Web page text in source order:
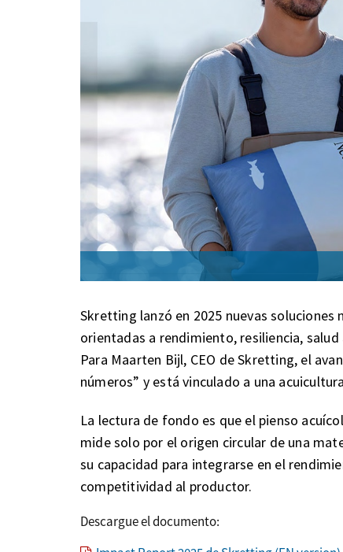
Skretting lanzó en 2025 nuevas
orientadas a rendimiento, resiliencia,
Para Maarten Bijl, CEO de Skretting, el
números” y está vinculado a una
La lectura de fondo es que el pienso
mide solo por el origen circular de una
su capacidad para integrarse en el
competitividad al productor.
Descargue el documento: